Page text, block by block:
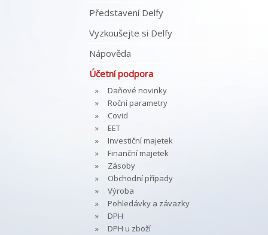
Představení Delfy
Vyzkoušejte si Delfy
Nápověda
Účetní podpora
Daňové novinky
Roční parametry
Covid
EET
Investiční majetek
Finanční majetek
Zásoby
Obchodní případy
Výroba
Pohledávky a závazky
DPH
DPH u zboží